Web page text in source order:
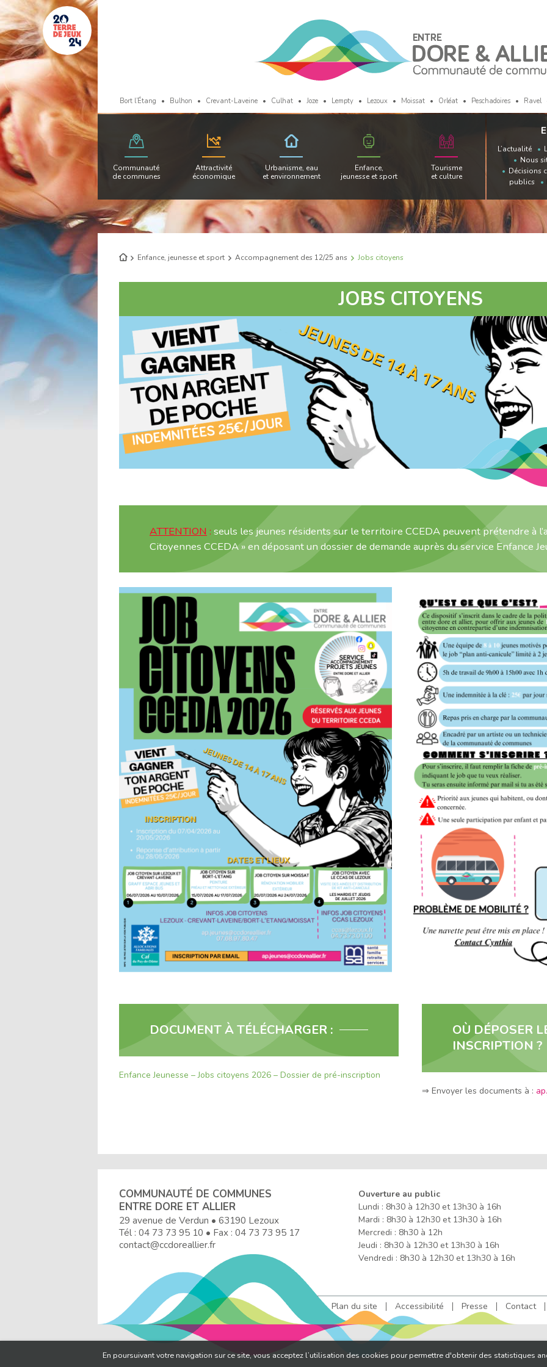
Bort l’Étang Bulhon Crevant-Laveine Culhat Joze Lempty Lezoux Moissat Orléat Peschadoires Ravel
Communauté
de communes
Attractivité
économique
Urbanisme, eau
et environnement
Enfance,
jeunesse et sport
Tourisme
et culture
L’actualité
Nous
Décisions
publics
Retour
l'accueil
Enfance, jeunesse et sport Accompagnement des 12/25 ans Jobs citoyens
JOBS CITOYENS
ATTENTION : seuls les jeunes résidents sur le territoire CCEDA peuvent prétendre à
Citoyennes CCEDA » en déposant un dossier de demande auprès du service Enfance
DOCUMENT À TÉLÉCHARGER :
Enfance Jeunesse – Jobs citoyens 2026 – Dossier de pré-inscription
OÙ DÉPOSER
INSCRIPTION ?
⇒ Envoyer les documents à :
COMMUNAUTÉ DE COMMUNES
ENTRE DORE ET ALLIER
29 avenue de Verdun • 63190 Lezoux
Tél : 04 73 73 95 10 • Fax : 04 73 73 95 17
contact@ccdoreallier.fr
Ouverture au public
Lundi : 8h30 à 12h30 et 13h30 à 16h
Mardi : 8h30 à 12h30 et 13h30 à 16h
Mercredi : 8h30 à 12h
Jeudi : 8h30 à 12h30 et 13h30 à 16h
Vendredi : 8h30 à 12h30 et 13h30 à 16h
Plan du site Accessibilité Presse Contact
En poursuivant votre navigation sur ce site, vous acceptez l’utilisation des cookies pour permettre d'obtenir des statistiques